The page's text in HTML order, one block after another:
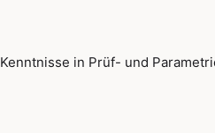
Kenntnisse in Prüf- und